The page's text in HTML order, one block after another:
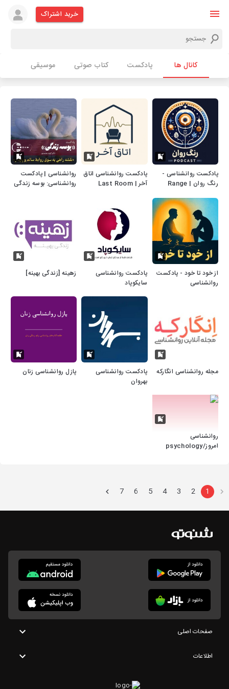
خرید اشتراک
کانال ها پادکست کتاب صوتی موسیقی
پادکست روانشناسی -
رنگ روان | Range
پادکست روانشناسی اتاق
آخر | Last Room
روانشناسی | پادکست
روانشناسی: بوسه زندگی
از خود تا خود - پادکست
روانشناسی
پادکست روانشناسی
سایکوپاد
زهینه [زندگی بهینه]
مجله روانشناسی انگارکه
پادکست روانشناسی
بهروان
پازل روانشناسی زنان
روانشناسی
امروز/psychology
1
2
3
4
5
6
7
صفحات اصلی
اطلاعات